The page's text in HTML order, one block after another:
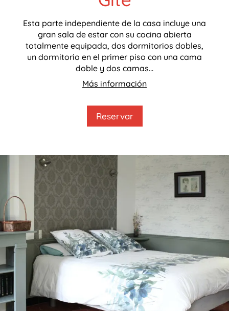
Esta parte independiente de la casa incluye una
gran sala de estar con su cocina abierta
totalmente equipada, dos dormitorios dobles,
un dormitorio en el primer piso con una cama
doble y dos camas...
Más información
Reservar